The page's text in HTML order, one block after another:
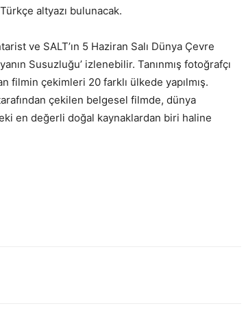
altyazı bulunacak.
ve SALT’ın 5 Haziran Salı Dünya Çevre
Susuzluğu’ izlenebilir. Tanınmış fotoğrafçı
filmin çekimleri 20 farklı ülkede yapılmış.
çekilen belgesel filmde, dünya
en değerli doğal kaynaklardan biri haline